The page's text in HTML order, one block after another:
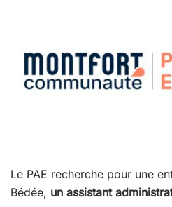
Le PAE recherche pour une
Bédée, un assistant